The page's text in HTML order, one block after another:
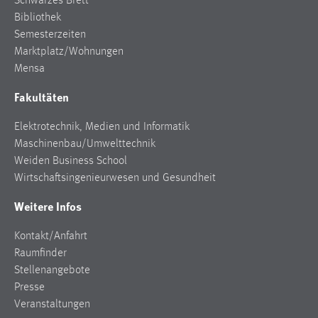
Bibliothek
Semesterzeiten
Marktplatz/Wohnungen
Mensa
Fakultäten
Elektrotechnik, Medien und Informatik
Maschinenbau/Umwelttechnik
Weiden Business School
Wirtschaftsingenieurwesen und Gesundheit
Weitere Infos
Kontakt/Anfahrt
Raumfinder
Stellenangebote
Presse
Veranstaltungen
Max. 13 Monate
MARKETING
Marketing Cookies werden von Drittanbietern
verwendet, um personalisierte Werbung anzuzeigen.
Sie tun dies, indem sie Besucher über Websites
hinweg verfolgen.
Google Ads
Name:
_gcl_au
Anbieter: